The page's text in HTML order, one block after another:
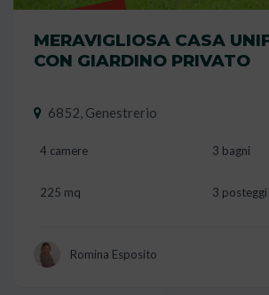
MERAVIGLIOSA CASA
CON GIARDINO PRIVATO
6852, Genestrerio
4 camere 3 bagni
225 mq 3 posteggi
Romina Esposito